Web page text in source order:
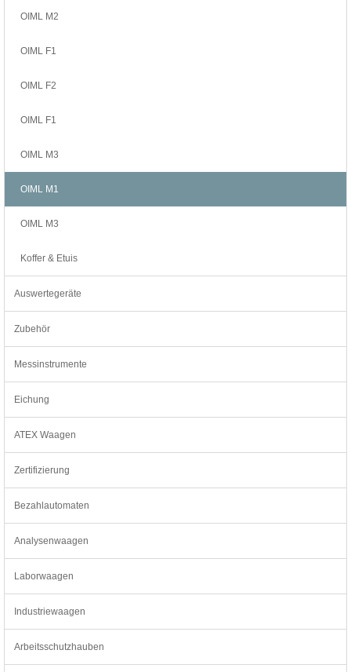
OIML M2
OIML F1
OIML F2
OIML F1
OIML M3
OIML M1
OIML M3
Koffer & Etuis
Auswertegeräte
Zubehör
Messinstrumente
Eichung
ATEX Waagen
Zertifizierung
Bezahlautomaten
Analysenwaagen
Laborwaagen
Industriewaagen
Arbeitsschutzhauben